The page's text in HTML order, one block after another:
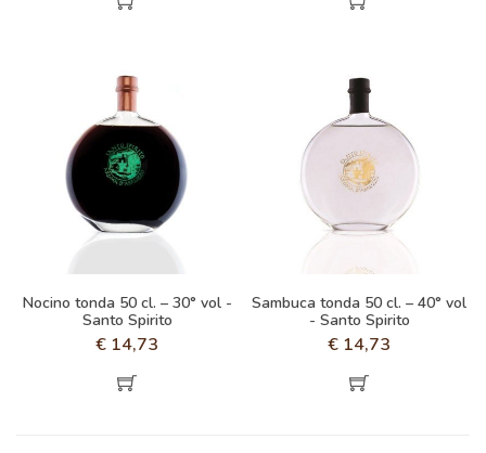
Nocino tonda 50 cl. – 30° vol -
Santo Spirito
€ 14,73
Sambuca tonda 50 cl. – 40° vol
- Santo Spirito
€ 14,73